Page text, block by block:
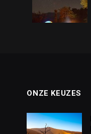
ONZE KEUZES